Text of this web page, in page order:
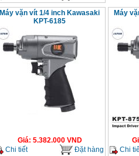
Máy vặn vít 1/4 inch Kawasaki
KPT-6185
Giá: 5.382.000VND
Chi tiết
Đặt hàng
Máy
Chi